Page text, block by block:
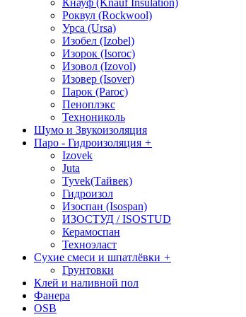
Кнауф (Knauf Insulation)
Роквул (Rockwool)
Урса (Ursa)
Изобел (Izobel)
Изорок (Isoroc)
Изовол (Izovol)
Изовер (Isover)
Парок (Paroс)
Пеноплэкс
Технониколь
Шумо и Звукоизоляция
Паро - Гидроизоляция +
Izovek
Juta
Tyvek(Тайвек)
Гидроизол
Изоспан (Isospan)
ИЗОСТУД / ISOSTUD
Керамоспан
Техноэласт
Сухие смеси и шпатлёвки +
Грунтовки
Клей и наливной пол
Фанера
OSB